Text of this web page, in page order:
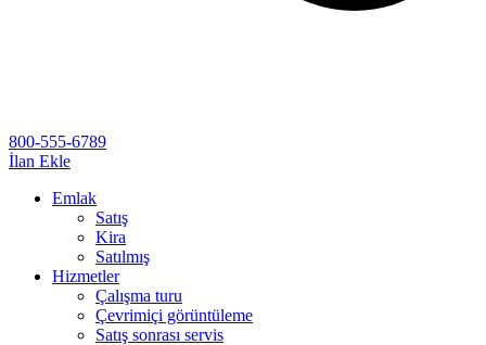
800-555-6789
İlan Ekle
Emlak
Satış
Kira
Satılmış
Hizmetler
Çalışma turu
Çevrimiçi görüntüleme
Satış sonrası servis